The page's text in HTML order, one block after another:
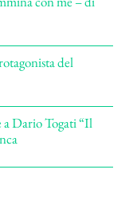
del
a Dario Togati “Il